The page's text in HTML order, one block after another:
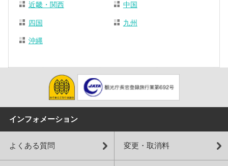
近畿・関西 中国
四国 九州
沖縄
インフォメーション
よくある質問 変更・取消料